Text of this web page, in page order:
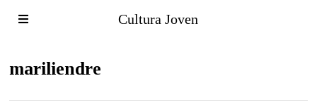
Cultura Joven
mariliendre